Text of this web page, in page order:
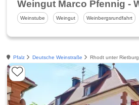
Weinstube Weingut Weinbergsrundfahrt
Pfalz Deutsche Weinstraße Rhodt unter Rietburg